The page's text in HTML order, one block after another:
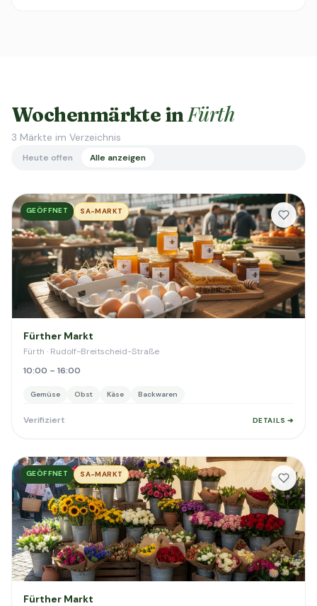
Wochenmärkte inFürth
3 Märkte im Verzeichnis
Heute offen Alle anzeigen
GEÖFFNET SA-MARKT
Fürther Markt
Fürth · Rudolf-Breitscheid-Straße
10:00 – 16:00
Gemüse Obst Käse Backwaren
Verifiziert DETAILS ➔
GEÖFFNET SA-MARKT
Fürther Markt